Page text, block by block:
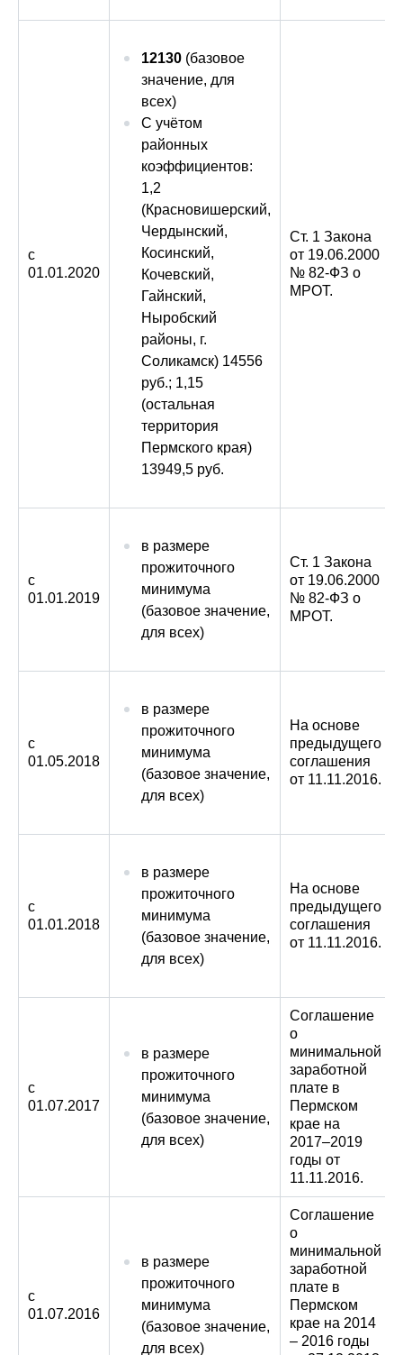
с
01.01.2020
12130 (базовое
значение, для
всех)
С учётом
районных
коэффициентов:
1,2
(Красновишерский,
Чердынский,
Косинский,
Кочевский,
Гайнский,
Ныробский
районы, г.
Соликамск) 14556
руб.; 1,15
(остальная
территория
Пермского края)
13949,5 руб.
Ст. 1 Закона
от 19.06.2000
№ 82-ФЗ о
МРОТ.
с
01.01.2019
в размере
прожиточного
минимума
(базовое значение,
для всех)
Ст. 1 Закона
от 19.06.2000
№ 82-ФЗ о
МРОТ.
с
01.05.2018
в размере
прожиточного
минимума
(базовое значение,
для всех)
На основе
предыдущего
соглашения
от 11.11.2016.
с
01.01.2018
в размере
прожиточного
минимума
(базовое значение,
для всех)
На основе
предыдущего
соглашения
от 11.11.2016.
с
01.07.2017
в размере
прожиточного
минимума
(базовое значение,
для всех)
Соглашение
о
минимальной
заработной
плате в
Пермском
крае на
2017–2019
годы от
11.11.2016.
с
01.07.2016
в размере
прожиточного
минимума
(базовое значение,
для всех)
Соглашение
о
минимальной
заработной
плате в
Пермском
крае на 2014
– 2016 годы